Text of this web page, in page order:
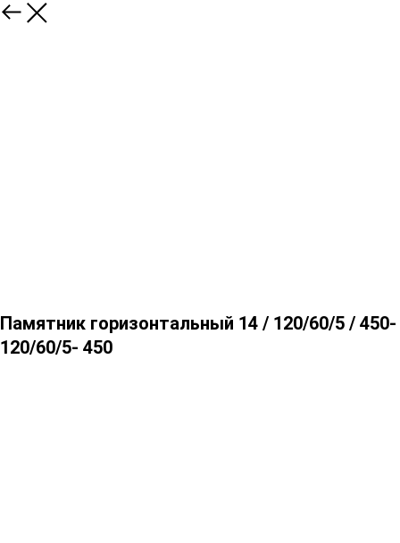
Памятник горизонтальный 14 / 120/60/5 / 450-
120/60/5- 450